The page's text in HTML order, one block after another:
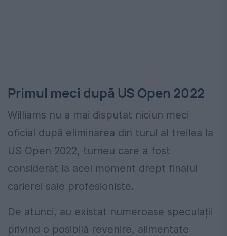
Primul meci după US Open 2022
Williams nu a mai disputat niciun meci
oficial după eliminarea din turul al treilea la
US Open 2022, turneu care a fost
considerat la acel moment drept finalul
carierei sale profesioniste.
De atunci, au existat numeroase speculații
privind o posibilă revenire, alimentate